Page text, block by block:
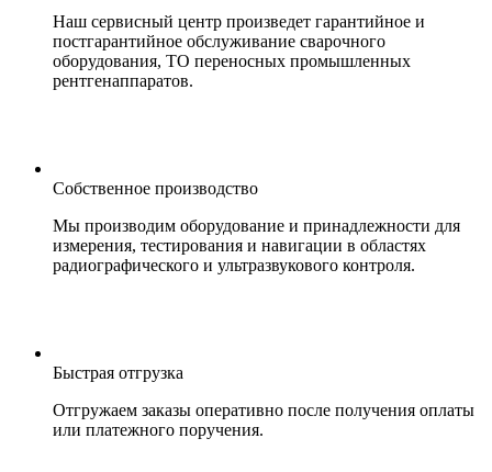
Наш сервисный центр произведет гарантийное и
постгарантийное обслуживание сварочного
оборудования, ТО переносных промышленных
рентгенаппаратов.
Собственное производство
Мы производим оборудование и принадлежности для
измерения, тестирования и навигации в областях
радиографического и ультразвукового контроля.
Быстрая отгрузка
Отгружаем заказы оперативно после получения оплаты
или платежного поручения.